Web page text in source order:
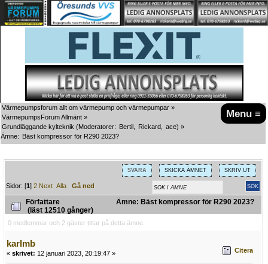
Menu ≡
Värmepumpsforum allt om värmepump och värmepumpar »
VärmepumpsForum Allmänt »
Grundläggande kylteknik (Moderatorer: Bertil Rickard ace) »
Ämne: Bäst kompressor för R290 2023?
SVARA SKICKA ÄMNET SKRIV UT
Sidor: [1]2 Next Alla Gå ned
Författare
Ämne: Bäst kompressor för R290 2023?
(läst 12510 gånger)
0 medlemmar och 2 gäster tittar på detta ämne.
karlmb
« skrivet: 12 januari 2023, 20:19:47 » Citera